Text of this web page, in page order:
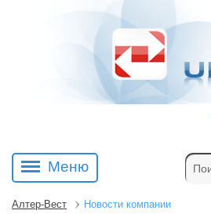
Меню
Алтер-Вест Новости компании